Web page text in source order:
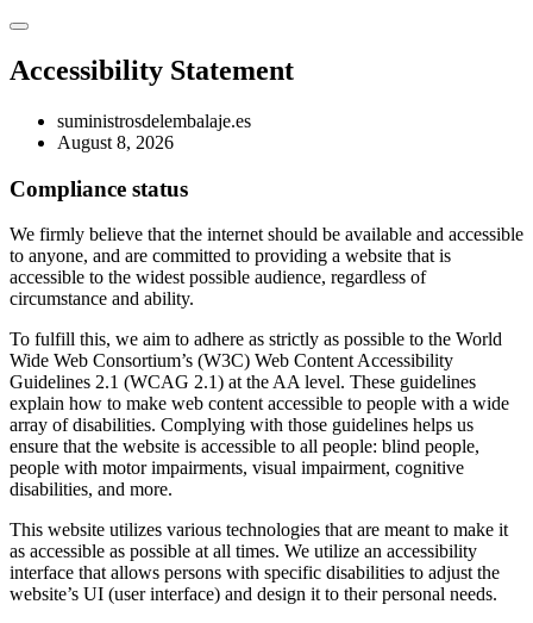
Accessibility Statement
suministrosdelembalaje.es
August 8, 2026
Compliance status
We firmly believe that the internet should be available and accessible
to anyone, and are committed to providing a website that is
accessible to the widest possible audience, regardless of
circumstance and ability.
To fulfill this, we aim to adhere as strictly as possible to the World
Wide Web Consortium’s (W3C) Web Content Accessibility
Guidelines 2.1 (WCAG 2.1) at the AA level. These guidelines
explain how to make web content accessible to people with a wide
array of disabilities. Complying with those guidelines helps us
ensure that the website is accessible to all people: blind people,
people with motor impairments, visual impairment, cognitive
disabilities, and more.
This website utilizes various technologies that are meant to make it
as accessible as possible at all times. We utilize an accessibility
interface that allows persons with specific disabilities to adjust the
website’s UI (user interface) and design it to their personal needs.